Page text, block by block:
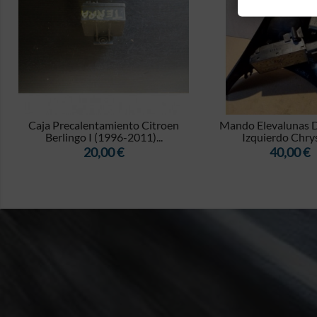
Caja Precalentamiento Citroen
Berlingo I (1996-2011)...
Precio
20,00 €
Mando Elevalunas
Izquierdo
Precio
40,00 €
